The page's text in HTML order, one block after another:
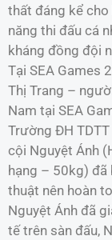
thất đáng kể
năng thi đấu cá
kháng đồng đội
Tại SEA Games
Thị Trang –
Nam tại SEA
Trường ĐH
cội Nguyệt Ánh
hạng – 50kg) đã
thuật nên hoàn
Nguyệt Ánh đã
tế trên sàn đấu,